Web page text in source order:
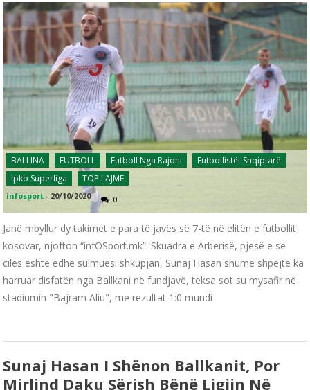
BALLINA FUTBOLL Futboll Nga Rajoni
Futbollistët Shqiptarë
Ipko Superliga
TOP LAJME
infosport - 20/10/2020 0
Janë mbyllur dy takimet e para të javës së 7-të në elitën e futbollit
kosovar, njofton “infOSport.mk”. Skuadra e Arbërisë, pjesë e së
cilës është edhe sulmuesi shkupjan, Sunaj Hasan shumë shpejtë ka
harruar disfatën nga Ballkani në fundjavë, teksa sot su mysafir në
stadiumin "Bajram Aliu", me rezultat 1:0 mundi
Sunaj Hasan I Shënon Ballkanit, Por
Mirlind Daku Sërish Bënë Ligjin Në